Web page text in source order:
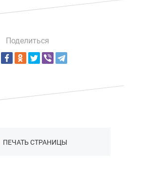
Поделиться
ПЕЧАТЬ СТРАНИЦЫ